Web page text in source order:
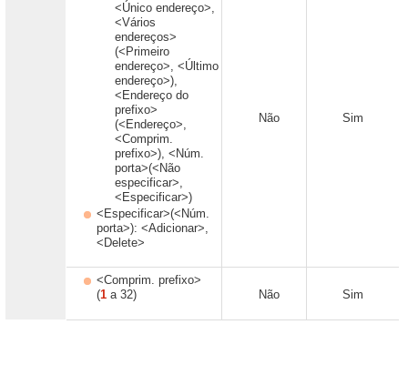
<Único endereço>,
<Vários
endereços>
(<Primeiro
endereço>, <Último
endereço>),
<Endereço do
prefixo>
(<Endereço>,
<Comprim.
prefixo>), <Núm.
porta>(<Não
especificar>,
<Especificar>)
<Especificar>(<Núm.
porta>): <Adicionar>,
<Delete>
Não Sim
<Comprim. prefixo>
(1 a 32) Não Sim